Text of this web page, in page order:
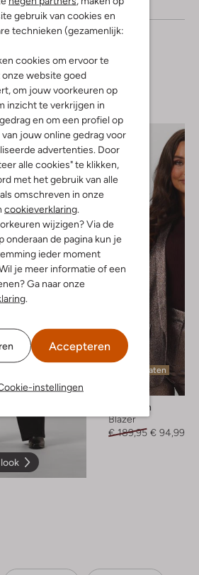
gebruik van cookies en
technieken (gezamenlijk:
cookies om ervoor te
website goed
om jouw voorkeuren op
inzicht te verkrijgen in
en om een profiel op
jouw online gedrag voor
advertenties. Door
alle cookies" te klikken,
met het gebruik van alle
omschreven in onze
cookieverklaring.
wijzigen? Via de
onderaan de pagina kun je
ieder moment
je meer informatie of een
Ga naar onze
.
Accepteren
instellingen
Sterren
Laatste maten
Est'seven
Blazer
€ 189,95 € 94,99